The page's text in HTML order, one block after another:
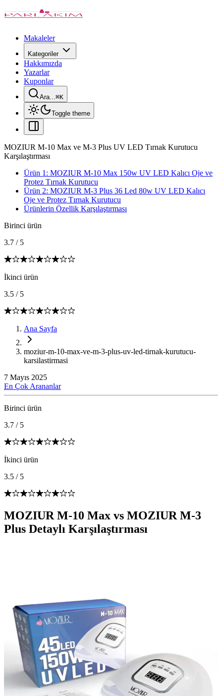
Makaleler
Kategoriler
Hakkımızda
Yazarlar
Kuponlar
Ara...⌘K
Toggle theme
MOZIUR M-10 Max ve M-3 Plus UV LED Tırnak Kurutucu
Karşılaştırması
Ürün 1: MOZIUR M-10 Max 150w UV LED Kalıcı Oje ve
Protez Tırnak Kurutucu
Ürün 2: MOZIUR M-3 Plus 36 Led 80w UV LED Kalıcı
Oje ve Protez Tırnak Kurutucu
Ürünlerin Özellik Karşılaştırması
Birinci ürün
3.7 / 5
İkinci ürün
3.5 / 5
Ana Sayfa
moziur-m-10-max-ve-m-3-plus-uv-led-tirnak-kurutucu-
karsilastirmasi
7 Mayıs 2025
En Çok Arananlar
Birinci ürün
3.7 / 5
İkinci ürün
3.5 / 5
MOZIUR M-10 Max vs MOZIUR M-3
Plus Detaylı Karşılaştırması